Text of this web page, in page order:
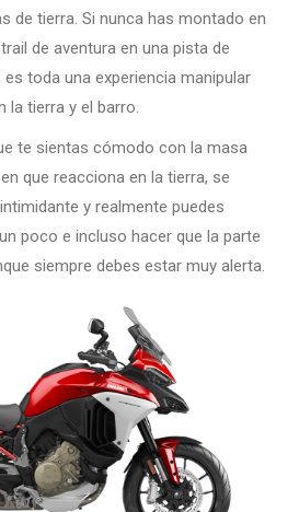
de tierra. Si nunca has montado en
de aventura en una pista de
toda una experiencia manipular
la tierra y el barro.
te sientas cómodo con la masa
que reacciona en la tierra, se
y realmente puedes
poco e incluso hacer que la parte
siempre debes estar muy alerta.